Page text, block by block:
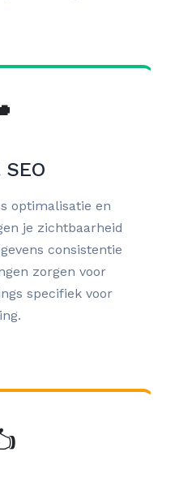
optimalisatie en
je zichtbaarheid
consistentie
zorgen voor
specifiek voor